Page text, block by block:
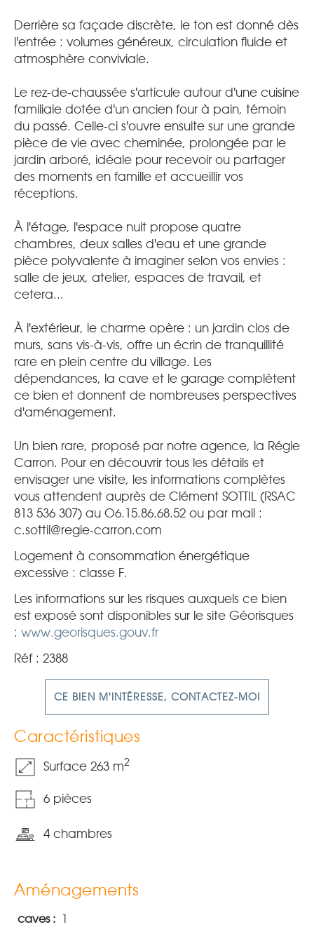
Derrière sa façade discrète, le ton est donné dès
l'entrée : volumes généreux, circulation fluide et
atmosphère conviviale.
Le rez-de-chaussée s'articule autour d'une cuisine
familiale dotée d'un ancien four à pain, témoin
du passé. Celle-ci s'ouvre ensuite sur une grande
pièce de vie avec cheminée, prolongée par le
jardin arboré, idéale pour recevoir ou partager
des moments en famille et accueillir vos
réceptions.
À l'étage, l'espace nuit propose quatre
chambres, deux salles d'eau et une grande
pièce polyvalente à imaginer selon vos envies :
salle de jeux, atelier, espaces de travail, et
cetera...
À l'extérieur, le charme opère : un jardin clos de
murs, sans vis-à-vis, offre un écrin de tranquillité
rare en plein centre du village. Les
dépendances, la cave et le garage complètent
ce bien et donnent de nombreuses perspectives
d'aménagement.
Un bien rare, proposé par notre agence, la Régie
Carron. Pour en découvrir tous les détails et
envisager une visite, les informations complètes
vous attendent auprès de Clément SOTTIL (RSAC
813 536 307) au O6.15.86.68.52 ou par mail :
c.sottil@regie-carron.com
Logement à consommation énergétique
excessive : classe F.
Les informations sur les risques auxquels ce bien
est exposé sont disponibles sur le site Géorisques
: www.georisques.gouv.fr
Réf : 2388
CE BIEN M'INTÉRESSE, CONTACTEZ-MOI
Caractéristiques
Surface 263 m2
6 pièces
4 chambres
Aménagements
caves : 1